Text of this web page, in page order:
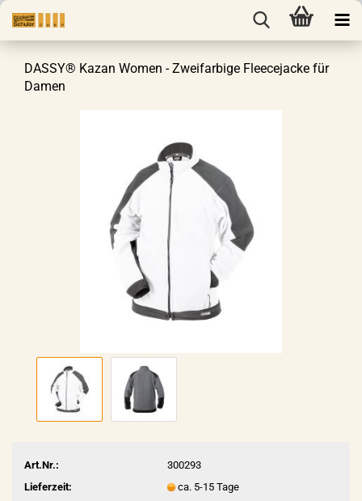
DASSY® Kazan Women - Zweifarbige Fleecejacke für
Damen
Art.Nr.:
300293
Lieferzeit:
ca. 5-15 Tage